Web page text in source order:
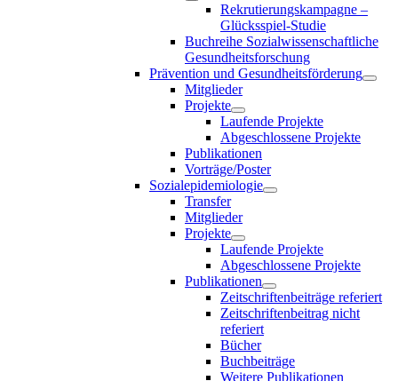
Rekrutierungskampagne –
Glücksspiel-Studie
Buchreihe Sozialwissenschaftliche
Gesundheitsforschung
Prävention und Gesundheitsförderung
Mitglieder
Projekte
Laufende Projekte
Abgeschlossene Projekte
Publikationen
Vorträge/Poster
Sozialepidemiologie
Transfer
Mitglieder
Projekte
Laufende Projekte
Abgeschlossene Projekte
Publikationen
Zeitschriftenbeiträge referiert
Zeitschriftenbeitrag nicht
referiert
Bücher
Buchbeiträge
Weitere Publikationen